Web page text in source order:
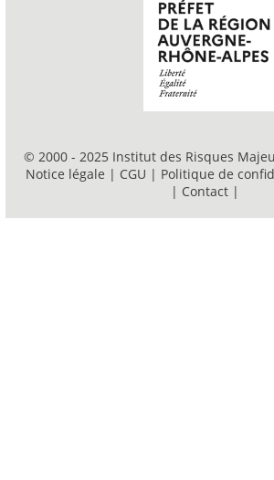
© 2000 - 2025 Institut des Risques
Notice légale | CGU | Politique de
| Contact |